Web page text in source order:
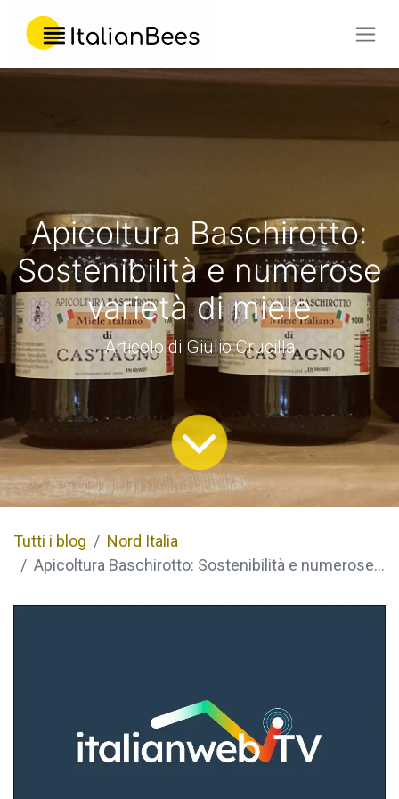
Apicoltura Baschirotto:
Sostenibilità e numerose
varietà di miele
Articolo di Giulio Crucilla
Tutti i blog
Nord Italia
Apicoltura Baschirotto: Sostenibilità e numerose varietà di miele